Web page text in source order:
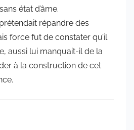
état d’âme.
répandre des
force fut de constater qu’il
aussi lui manquait-il de la
à la construction de cet